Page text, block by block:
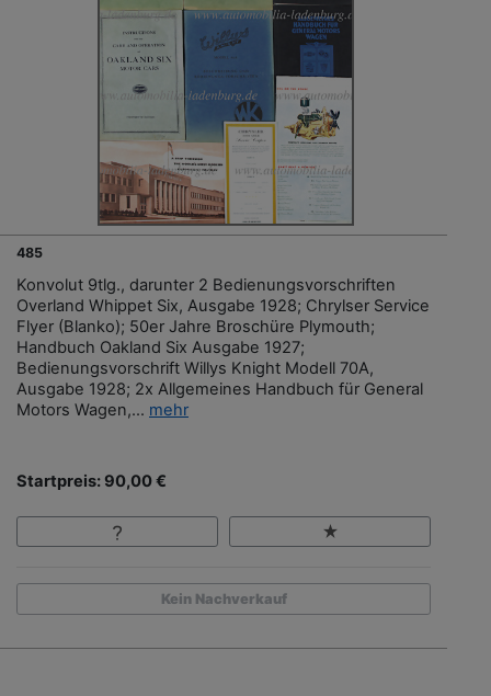
485
Konvolut 9tlg., darunter 2 Bedienungsvorschriften
Overland Whippet Six, Ausgabe 1928; Chrylser Service
Flyer (Blanko); 50er Jahre Broschüre Plymouth;
Handbuch Oakland Six Ausgabe 1927;
Bedienungsvorschrift Willys Knight Modell 70A,
Ausgabe 1928; 2x Allgemeines Handbuch für General
Motors Wagen,... mehr
Startpreis: 90,00 €
Kein Nachverkauf